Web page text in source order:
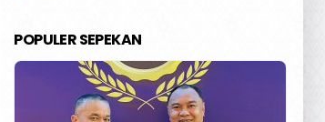
POPULER SEPEKAN